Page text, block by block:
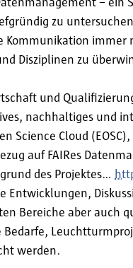
–
zu
Kommunikation
Disziplinen zu
und
nachhaltiges und
Science Cloud
auf FAIRes
des Projektes…
Entwicklungen,
Bereiche aber auch
werden.